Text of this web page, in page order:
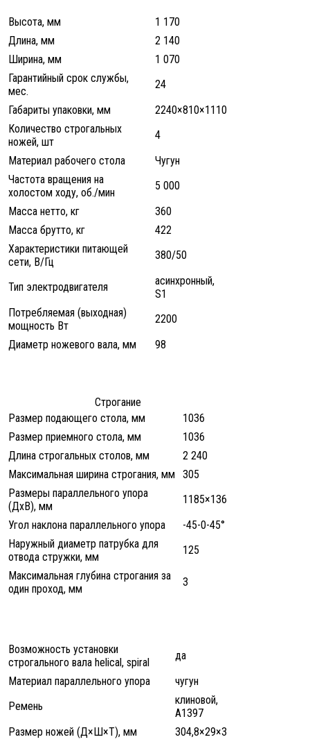
Высота, мм
1 170
Длина, мм
2 140
Ширина, мм
1 070
Гарантийный срок службы,
мес.
24
Габариты упаковки, мм
2240×810×1110
Количество строгальных
ножей, шт
4
Материал рабочего стола
Чугун
Частота вращения на
холостом ходу, об./мин
5 000
Масса нетто, кг
360
Масса брутто, кг
422
Характеристики питающей
сети, В/Гц
380/50
Тип электродвигателя
асинхронный,
S1
Потребляемая (выходная)
мощность Вт
2200
Диаметр ножевого вала, мм
98
Строгание
Размер подающего стола, мм
1036
Размер приемного стола, мм
1036
Длина строгальных столов, мм
2 240
Максимальная ширина строгания, мм 305
Размеры параллельного упора
(ДхВ), мм
1185×136
Угол наклона параллельного упора
-45-0-45°
Наружный диаметр патрубка для
отвода стружки, мм
125
Максимальная глубина строгания за
один проход, мм
3
Возможность установки
строгального вала helical, spiral
да
Материал параллельного упора
чугун
Ремень
клиновой,
А1397
Размер ножей (Д×Ш×Т), мм
304,8×29×3